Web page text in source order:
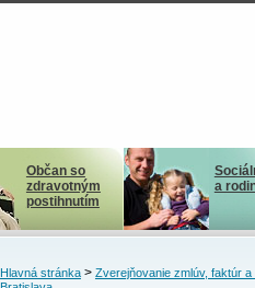
Občan so
zdravotným
postihnutím
a
Hlavná stránka> Zverejňovanie zmlúv, faktúr a